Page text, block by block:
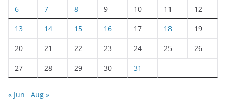
6 7 8 9 10 11 12
13 14 15 16 17 18 19
20 21 22 23 24 25 26
27 28 29 30 31
« Jun Aug »